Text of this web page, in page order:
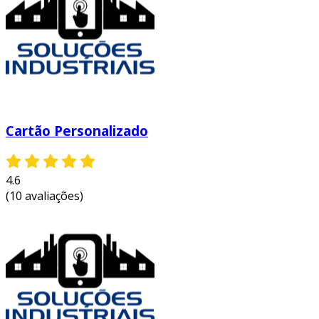
Cartão Personalizado
4.6
(10 avaliações)